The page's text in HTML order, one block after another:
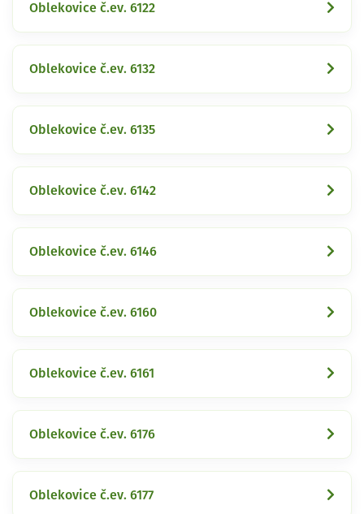
Oblekovice č.ev. 6122
Oblekovice č.ev. 6132
Oblekovice č.ev. 6135
Oblekovice č.ev. 6142
Oblekovice č.ev. 6146
Oblekovice č.ev. 6160
Oblekovice č.ev. 6161
Oblekovice č.ev. 6176
Oblekovice č.ev. 6177